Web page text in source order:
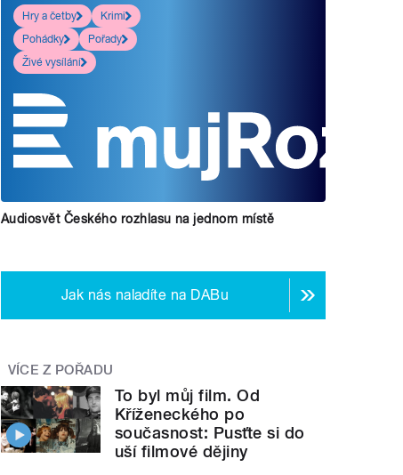
Hry a četby
Krimi
Pohádky
Pořady
Živé vysílání
Audiosvět Českého rozhlasu na jednom místě
Jak nás naladíte na DABu
VÍCE Z POŘADU
To byl můj film. Od
Kříženeckého po
současnost: Pusťte si do
uší filmové dějiny